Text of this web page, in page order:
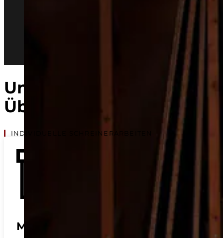
Unsere Leistungen im
Überblick
INDIVIDUELLE SCHREINERARBEITEN
Möbelbau